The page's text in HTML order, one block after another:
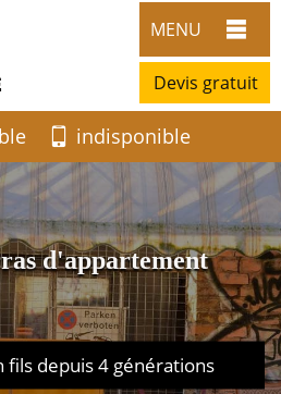
MENU
Devis gratuit
indisponible
d'appartement
depuis 4 générations